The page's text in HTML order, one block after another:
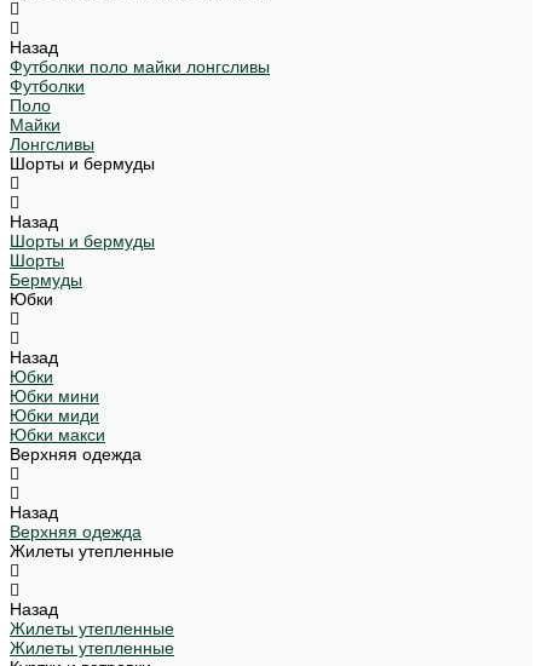
Назад
Футболки поло майки лонгсливы
Футболки
Поло
Майки
Лонгсливы
Шорты и бермуды
Назад
Шорты и бермуды
Шорты
Бермуды
Юбки
Назад
Юбки
Юбки мини
Юбки миди
Юбки макси
Верхняя одежда
Назад
Верхняя одежда
Жилеты утепленные
Назад
Жилеты утепленные
Жилеты утепленные